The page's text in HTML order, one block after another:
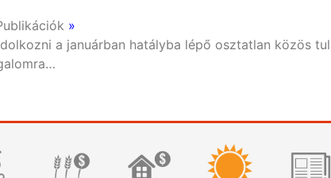
»
a januárban hatályba lépő osztatlan közös